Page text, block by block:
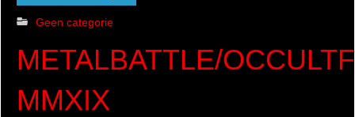
Geen categorie
METALBATTLE/
MMXIX